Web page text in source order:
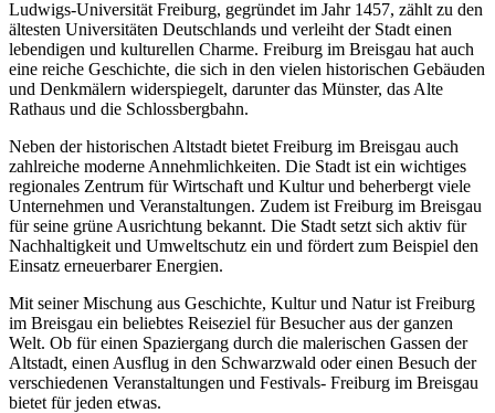
Ludwigs-Universität Freiburg, gegründet im Jahr 1457, zählt zu den
ältesten Universitäten Deutschlands und verleiht der Stadt einen
lebendigen und kulturellen Charme. Freiburg im Breisgau hat auch
eine reiche Geschichte, die sich in den vielen historischen Gebäuden
und Denkmälern widerspiegelt, darunter das Münster, das Alte
Rathaus und die Schlossbergbahn.
Neben der historischen Altstadt bietet Freiburg im Breisgau auch
zahlreiche moderne Annehmlichkeiten. Die Stadt ist ein wichtiges
regionales Zentrum für Wirtschaft und Kultur und beherbergt viele
Unternehmen und Veranstaltungen. Zudem ist Freiburg im Breisgau
für seine grüne Ausrichtung bekannt. Die Stadt setzt sich aktiv für
Nachhaltigkeit und Umweltschutz ein und fördert zum Beispiel den
Einsatz erneuerbarer Energien.
Mit seiner Mischung aus Geschichte, Kultur und Natur ist Freiburg
im Breisgau ein beliebtes Reiseziel für Besucher aus der ganzen
Welt. Ob für einen Spaziergang durch die malerischen Gassen der
Altstadt, einen Ausflug in den Schwarzwald oder einen Besuch der
verschiedenen Veranstaltungen und Festivals- Freiburg im Breisgau
bietet für jeden etwas.